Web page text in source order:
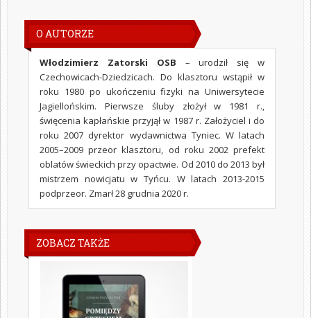
O AUTORZE
Włodzimierz Zatorski OSB – urodził się w
Czechowicach-Dziedzicach. Do klasztoru wstąpił w
roku 1980 po ukończeniu fizyki na Uniwersytecie
Jagiellońskim. Pierwsze śluby złożył w 1981 r.,
święcenia kapłańskie przyjął w 1987 r. Założyciel i do
roku 2007 dyrektor wydawnictwa Tyniec. W latach
2005–2009 przeor klasztoru, od roku 2002 prefekt
oblatów świeckich przy opactwie. Od 2010 do 2013 był
mistrzem nowicjatu w Tyńcu. W latach 2013-2015
podprzeor. Zmarł 28 grudnia 2020 r.
ZOBACZ TAKŻE